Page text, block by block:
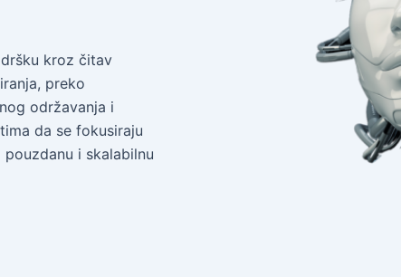
kroz čitav
preko
održavanja i
da se fokusiraju
i skalabilnu